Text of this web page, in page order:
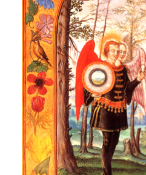
CATEGORÍAS
AUTORES DESTACADOS
GLOSARIO
CONTACTO